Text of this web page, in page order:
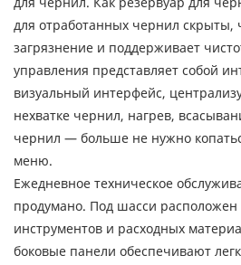
для отработанных чернил
загрязнение и поддерживает
управления представляет собой
визуальный интерфейс,
нехватке чернил, нагрев,
чернил — больше не нужно
меню.
Ежедневное техническое
продумано. Под шасси расположен
инструментов и расходных
боковые панели обеспечивают